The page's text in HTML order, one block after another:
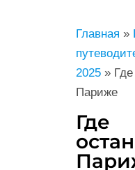
Главная »
2025»
Париже
Где